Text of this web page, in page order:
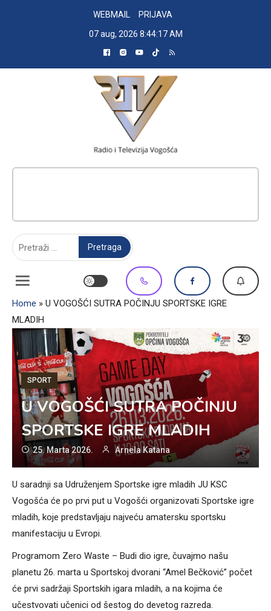
WEBMAIL
PRIJAVA
07 aug, 2026 8:44:18 AM
Home » U VOGOŠĆI SUTRA POČINJU SPORTSKE IGRE
MLADIH
SPORT
U VOGOŠĆI SUTRA POČINJU
SPORTSKE IGRE MLADIH
25. Marta 2026. Arnela Katana
U saradnji sa Udruženjem Sportske igre mladih JU KSC
Vogošća će po prvi put u Vogošći organizovati Sportske igre
mladih, koje predstavljaju najveću amatersku sportsku
manifestaciju u Evropi.
Programom Zero Waste – Budi dio igre, čuvajmo našu
planetu 26. marta u Sportskoj dvorani “Amel Bečković” počet
će prvi sadržaji Sportskih igara mladih, a na kojima će
učestvovati učenici od šestog do devetog razreda.